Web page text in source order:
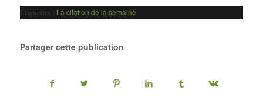
Etiquettes : La citation de la semaine
Partager cette publication